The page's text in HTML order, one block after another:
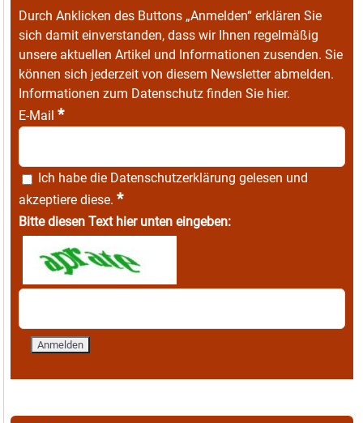
Durch Anklicken des Buttons „Anmelden“ erklären Sie
sich damit einverstanden, dass wir Ihnen regelmäßig
unsere aktuellen Artikel und Informationen zusenden. Sie
können sich jederzeit von diesem Newsletter abmelden.
Informationen zum Datenschutz finden Sie hier.
E-Mail *
Ich habe die Datenschutzerklärung gelesen und
akzeptiere diese. *
Bitte diesen Text hier unten eingeben: